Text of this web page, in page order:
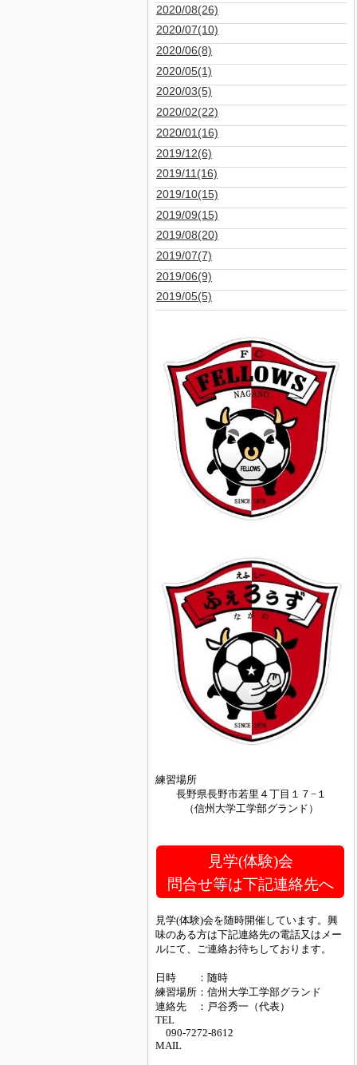
2020/08(26)
2020/07(10)
2020/06(8)
2020/05(1)
2020/03(5)
2020/02(22)
2020/01(16)
2019/12(6)
2019/11(16)
2019/10(15)
2019/09(15)
2019/08(20)
2019/07(7)
2019/06(9)
2019/05(5)
練習場所
長野県長野市若里４丁目１７−１
（信州大学工学部グランド）
見学(体験)会
問合せ等は下記連絡先へ
見学(体験)会を随時開催しています。興
味のある方は下記連絡先の電話又はメー
ルにて、ご連絡お待ちしております。
日時 ：随時
練習場所：信州大学工学部グランド
連絡先 ：戸谷秀一（代表）
TEL
090-7272-8612
MAIL